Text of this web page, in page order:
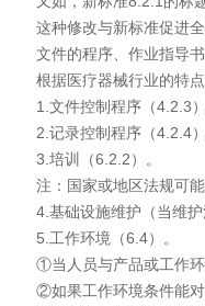
这种修改与新标准促进全
文件的程序、作业指导书
根据医疗器械行业的特点
1.文件控制程序（4.2.3）
2.记录控制程序（4.2.4）
3.培训（6.2.2）。
注：国家或地区法规可能
4.基础设施维护（当维护活
5.工作环境（6.4）。
①当人员与产品或工作环境
②如果工作环境条件能对产